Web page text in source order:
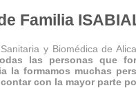
Familia
y Biomédica de
las personas que
la formamos muchas
con la mayor parte